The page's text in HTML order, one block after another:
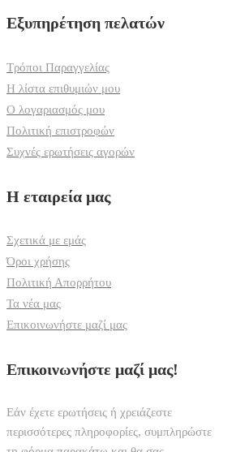
Εξυπηρέτηση πελατών
Τρόποι Παραγγελίας
Η λίστα επιθυμιών μου
Ο λογαριασμός μου
Πολιτική επιστροφών
Συχνές ερωτήσεις αγορών
Η εταιρεία μας
Σχετικά με εμάς
Όροι χρήσης
Πολιτική Απορρήτου
Τα νέα μας
Επικοινωνήστε μαζί μας
Επικοινωνήστε μαζί μας!
Εάν έχετε ερωτήσεις ή χρειάζεστε
περισσότερες πληροφορίες, συμπληρώστε